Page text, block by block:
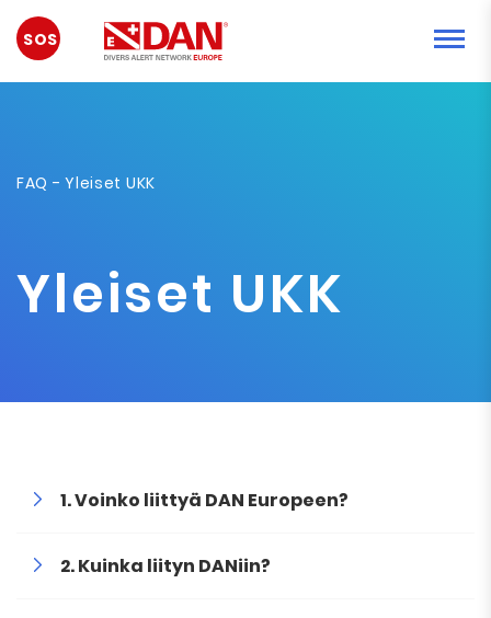
HÄTÄTILANNE
FAQ - Yleiset UKK
Yleiset UKK
Voinko liittyä DAN Europeen?
Kuinka liityn DANiin?